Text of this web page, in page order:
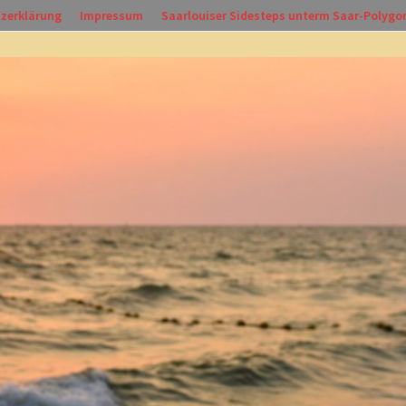
Impressum Saarlouiser Sidesteps unterm Saar-